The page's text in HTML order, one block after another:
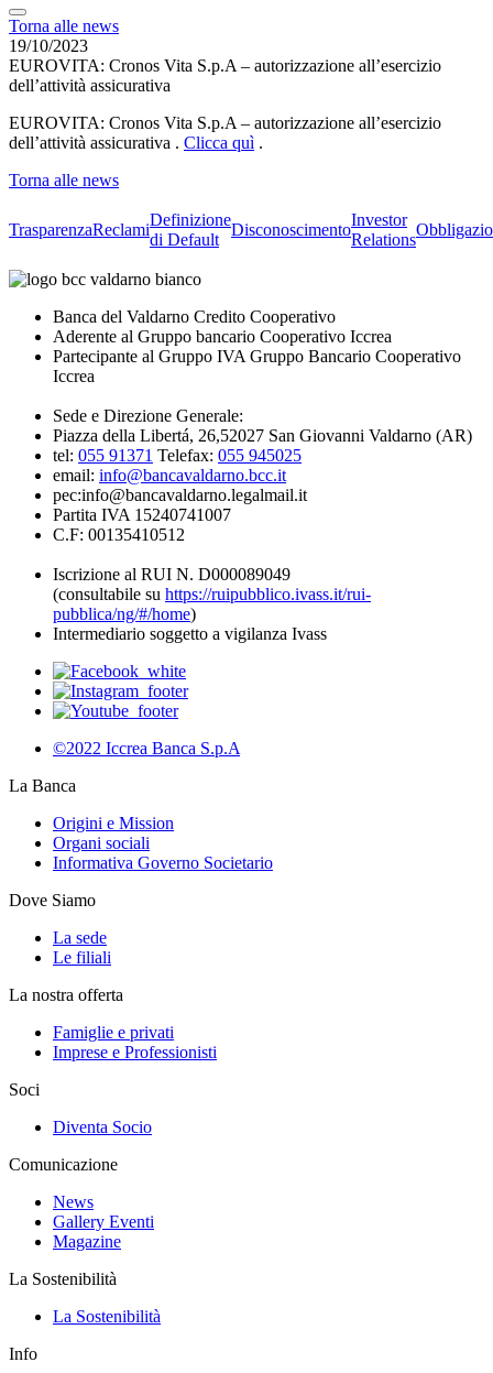
Torna alle news
19/10/2023
EUROVITA: Cronos Vita S.p.A – autorizzazione all’esercizio
dell’attività assicurativa
EUROVITA: Cronos Vita S.p.A – autorizzazione all’esercizio
dell’attività assicurativa . Clicca quì .
Torna alle news
TrasparenzaReclami
Definizione
di Default
Disconoscimento
Investor
Relations
Banca del Valdarno Credito Cooperativo
Aderente al Gruppo bancario Cooperativo Iccrea
Partecipante al Gruppo IVA Gruppo Bancario Cooperativo
Iccrea
Sede e Direzione Generale:
Piazza della Libertá, 26,52027 San Giovanni Valdarno (AR)
tel: 055 91371 Telefax: 055 945025
email: info@bancavaldarno.bcc.it
pec:info@bancavaldarno.legalmail.it
Partita IVA 15240741007
C.F: 00135410512
Iscrizione al RUI N. D000089049
(consultabile su https://ruipubblico.ivass.it/rui-
pubblica/ng/#/home)
Intermediario soggetto a vigilanza Ivass
©2022 Iccrea Banca S.p.A
La Banca
Origini e Mission
Organi sociali
Informativa Governo Societario
Dove Siamo
La sede
Le filiali
La nostra offerta
Famiglie e privati
Imprese e Professionisti
Soci
Diventa Socio
Comunicazione
News
Gallery Eventi
Magazine
La Sostenibilità
La Sostenibilità
Info